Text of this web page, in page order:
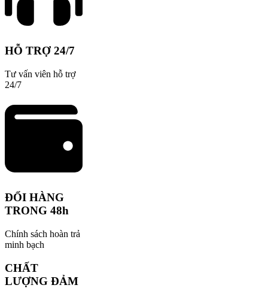
HỖ TRỢ 24/7
Tư vấn viên hỗ trợ
24/7
ĐỔI HÀNG
TRONG 48h
Chính sách hoàn trả
minh bạch
CHẤT
LƯỢNG ĐẢM